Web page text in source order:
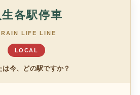
生各駅停車
LIFE LINE
LOCAL
は今、どの駅ですか？